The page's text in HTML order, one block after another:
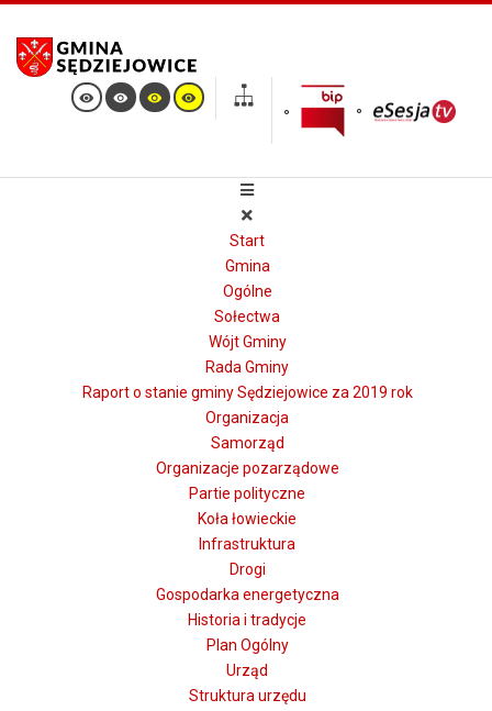
Start
Gmina
Ogólne
Sołectwa
Wójt Gminy
Rada Gminy
Raport o stanie gminy Sędziejowice za 2019 rok
Organizacja
Samorząd
Organizacje pozarządowe
Partie polityczne
Koła łowieckie
Infrastruktura
Drogi
Gospodarka energetyczna
Historia i tradycje
Plan Ogólny
Urząd
Struktura urzędu